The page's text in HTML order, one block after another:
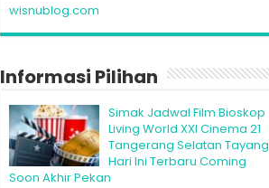
wisnublog.com
Informasi Pilihan
Simak Jadwal Film Bioskop
Living World XXI Cinema 21
Tangerang Selatan Tayang
Hari Ini Terbaru Coming
Soon Akhir Pekan